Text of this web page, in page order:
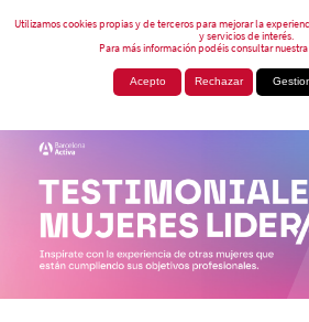
Utilizamos cookies propias y de terceros para mejorar la
y servicios de interés.
Para más información podéis consultar nuestra
Acepto Rechazar